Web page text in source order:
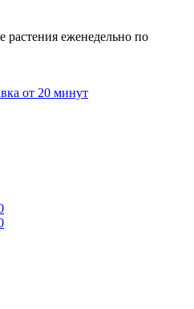
еженедельно по
от 20 минут